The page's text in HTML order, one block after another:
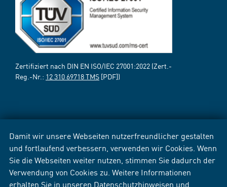
Damit wir unsere Webseiten nutzerfreundlicher gestalten
und fortlaufend verbessern, verwenden wir Cookies. Wenn
Sie die Webseiten weiter nutzen, stimmen Sie dadurch der
Verwendung von Cookies zu. Weitere Informationen
erhalten Sie in unseren Datenschutzhinweisen und
Zertifiziert nach DIN EN ISO/IEC 27001:2022 (Zert.-
Reg.-Nr.: 12 310 69718 TMS [PDF])